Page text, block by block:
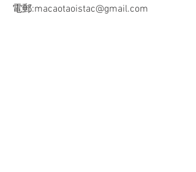
電郵:macaotaoistac@gmail.com